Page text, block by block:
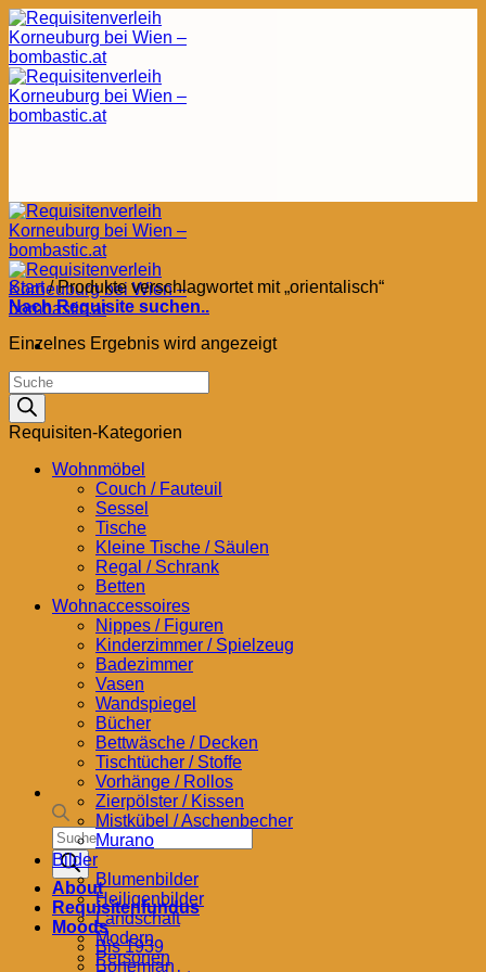
Zum
Inhalt
springen
Products
search
About
Requisitenfundus
Moods
Bis 1939
Bohemian
Start /Produkte verschlagwortet mit „orientalisch“
Nach Requisite suchen..
Einzelnes Ergebnis wird angezeigt
Products
search
Requisiten-Kategorien
Wohnmöbel
Couch / Fauteuil
Sessel
Tische
Kleine Tische / Säulen
Regal / Schrank
Betten
Wohnaccessoires
Nippes / Figuren
Kinderzimmer / Spielzeug
Badezimmer
Vasen
Wandspiegel
Bücher
Bettwäsche / Decken
Tischtücher / Stoffe
Vorhänge / Rollos
Zierpölster / Kissen
Mistkübel / Aschenbecher
Murano
Bilder
Blumenbilder
Heiligenbilder
Landschaft
Modern
Personen